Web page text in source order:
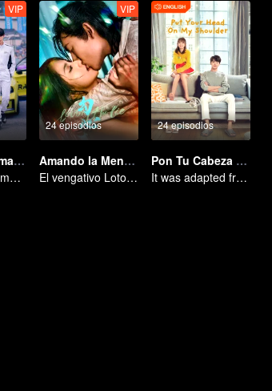
VIP
Carrera al Romance
El amor vuela más allá de las fronteras, la gloria unida como socios
24 episodios
VIP
Amando la Mentira
El vengativo Loto Negro se enamora del joven maestro pícaro
24 episodios
Pon Tu Cabeza En Mi Hombro
It was adapted from the same series of novels as "A Love so Beautiful"